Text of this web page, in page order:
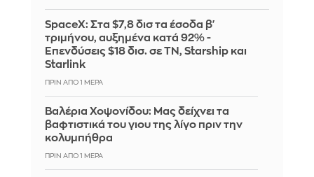
SpaceX: Στα $7,8 δισ τα έσοδα β'
τριμήνου, αυξημένα κατά 92% -
Επενδύσεις $18 δισ. σε ΤΝ, Starship και
Starlink
ΠΡΙΝ ΑΠΌ 1 ΜΈΡΑ
Βαλέρια Χοψονίδου: Μας δείχνει τα
βαφτιστικά του γιου της λίγο πριν την
κολυμπήθρα
ΠΡΙΝ ΑΠΌ 1 ΜΈΡΑ